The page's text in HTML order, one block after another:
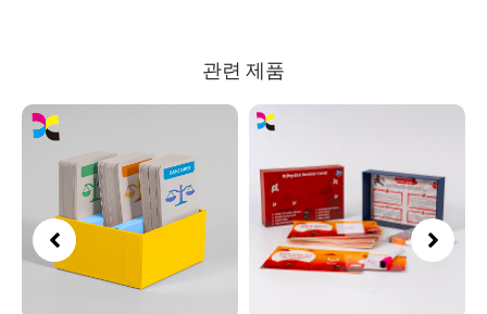
관련 제품